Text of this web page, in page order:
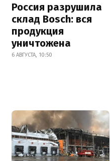
Россия разрушила
склад Bosch: вся
продукция
уничтожена
6 АВГУСТА, 10:50